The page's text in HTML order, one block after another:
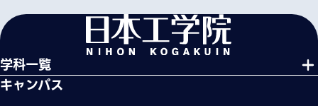
学科一覧
キャンパス